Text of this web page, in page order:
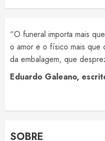
“O funeral importa mais
o amor e o físico mais que
da embalagem, que
Eduardo Galeano,
SOBRE